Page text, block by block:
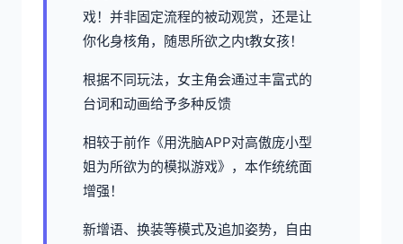
戏！并非固定流程的被动观赏，还是让
你化身核角，随思所欲之内t教女孩！
根据不同玩法，女主角会通过丰富式的
台词和动画给予多种反馈
相较于前作《用洗脑APP对高傲庞小型
姐为所欲为的模拟游戏》，本作统统面
增强！
新增语、换装等模式及追加姿势，自由